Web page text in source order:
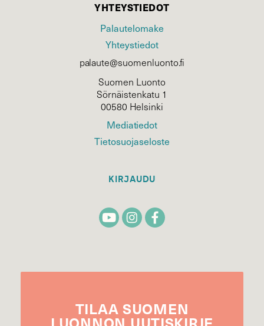
YHTEYSTIEDOT
Palautelomake
Yhteystiedot
palaute@suomenluonto.fi
Suomen Luonto
Sörnäistenkatu 1
00580 Helsinki
Mediatiedot
Tietosuojaseloste
KIRJAUDU
TILAA SUOMEN